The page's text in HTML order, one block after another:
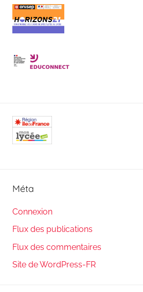
Méta
Connexion
Flux des publications
Flux des commentaires
Site de WordPress-FR